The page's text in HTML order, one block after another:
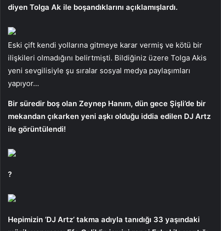
diyen Tolga Ak ile boşandıklarını açıklamışlardı.
Eski çift kendi yollarına gitmeye karar vermiş ve kötü bir
ilişkileri olmadığını belirtmişti. Bildiğiniz üzere Tolga Akis
yeni sevgilisiyle şu sıralar sosyal medya paylaşımları
yapıyor…
Bir süredir boş olan Zeynep Hanım, dün gece Şişli’de bir
mekandan çıkarken yeni aşkı olduğu iddia edilen DJ Artz
ile görüntülendi!
?
Hepimizin ‘DJ Artz’ takma adıyla tanıdığı 33 yaşındaki